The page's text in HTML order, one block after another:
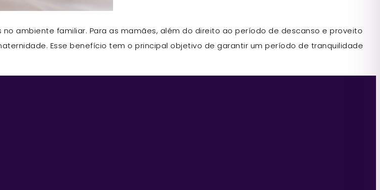
ambiente familiar. Para as mamães, além do direito ao período de descanso e proveito
Esse benefício tem o principal objetivo de garantir um período de tranquilidade